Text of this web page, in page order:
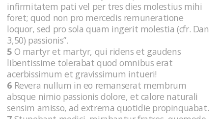
infirmitatem pati vel per tres dies molestius mihi
foret; quod non pro mercedis remuneratione
loquor, sed pro sola quam ingerit molestia (cfr. Dan
3,50) passionis”.
5 O martyr et martyr, qui ridens et gaudens
libentissime tolerabat quod omnibus erat
acerbissimum et gravissimum intueri!
6 Revera nullum in eo remanserat membrum
absque nimio passionis dolore, et calore naturali
sensim amisso, ad extrema quotidie propinquabat.